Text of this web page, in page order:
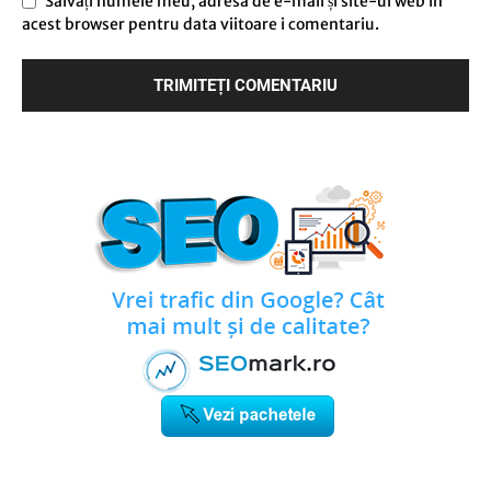
acest browser pentru data viitoare i comentariu.